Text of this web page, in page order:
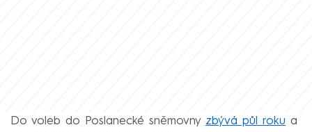
Do voleb do Poslanecké sněmovny zbývá půl roku a